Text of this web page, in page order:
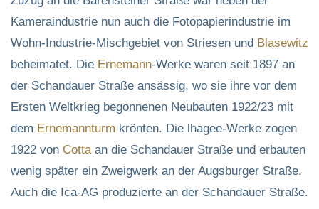
Kameraindustrie nun auch die Fotopapierindustrie im
Wohn-Industrie-Mischgebiet von Striesen und Blasewitz
beheimatet. Die Ernemann-Werke waren seit 1897 an
der Schandauer Straße ansässig, wo sie ihre vor dem
Ersten Weltkrieg begonnenen Neubauten 1922/23 mit
dem Ernemannturm krönten. Die lhagee-Werke zogen
1922 von Cottaan die Schandauer Straße und erbauten
wenig später ein Zweigwerk an der Augsburger Straße.
Auch die Ica-AG produzierte an der Schandauer Straße.